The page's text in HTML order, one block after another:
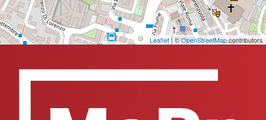
Leaflet| ©OpenStreetMapcontributors